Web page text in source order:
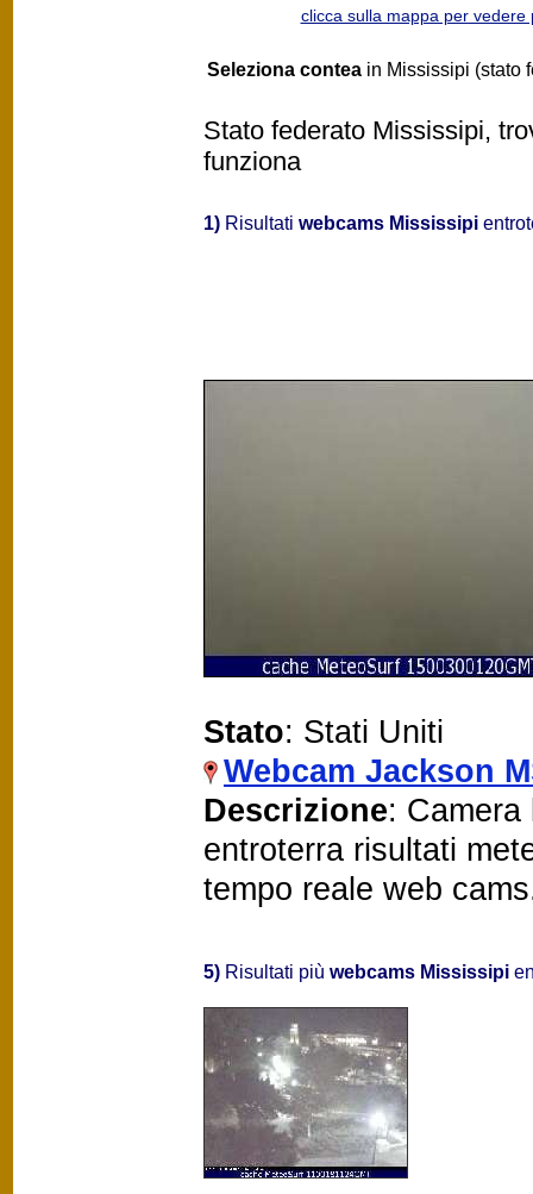
clicca sulla mappa per vedere
Seleziona contea in Mississipi (stato
Stato federato Mississipi,
funziona
1) Risultati webcams Mississipi
Stato: Stati Uniti
Webcam Jackson
Descrizione:
entroterra risultati
tempo reale web
5) Risultati più webcams Mississipi